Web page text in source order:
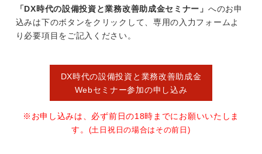
「DX時代の設備投資と業務改善助成金セミナー」 へのお申
込みは下のボタンをクリックして、専用の入力フォームよ
り必要項目をご記入ください。
DX時代の設備投資と業務改善助成金
Webセミナー参加の申し込み
※お申し込みは、必ず前日の18時までにお願いいたしま
す。 (土日祝日の場合はその前日)